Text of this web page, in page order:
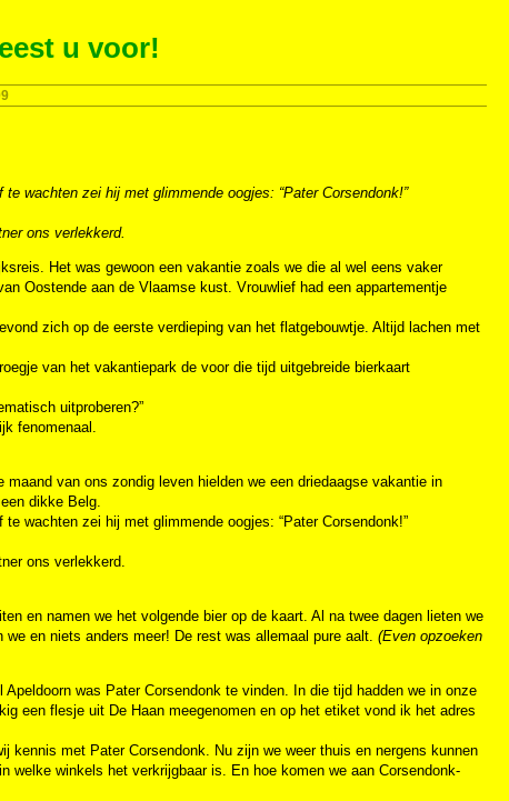
u voor!
wachten zei hij met glimmende oogjes: “Pater Corsendonk!”
ons verlekkerd.
Het was gewoon een vakantie zoals we die al wel eens vaker
Oostende aan de Vlaamse kust. Vrouwlief had een appartementje
zich op de eerste verdieping van het flatgebouwtje. Altijd lachen met
van het vakantiepark de voor die tijd uitgebreide bierkaart
uitproberen?”
fenomenaal.
van ons zondig leven hielden we een driedaagse vakantie in
dikke Belg.
wachten zei hij met glimmende oogjes: “Pater Corsendonk!”
ons verlekkerd.
en namen we het volgende bier op de kaart. Al na twee dagen lieten we
en niets anders meer! De rest was allemaal pure aalt. (Even opzoeken
was Pater Corsendonk te vinden. In die tijd hadden we in onze
een flesje uit De Haan meegenomen en op het etiket vond ik het adres
kennis met Pater Corsendonk. Nu zijn we weer thuis en nergens kunnen
welke winkels het verkrijgbaar is. En hoe komen we aan Corsendonk-